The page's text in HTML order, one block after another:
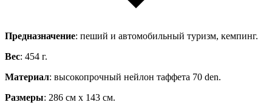
Предназначение: пеший и автомобильный туризм, кемпинг.
Вес: 454 г.
Материал: высокопрочный нейлон таффета 70 den.
Размеры: 286 см х 143 см.